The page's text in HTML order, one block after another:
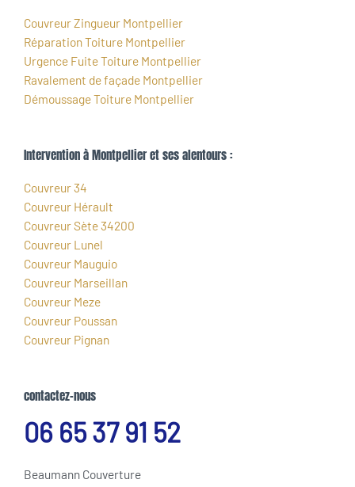
Couvreur Zingueur Montpellier
Réparation Toiture Montpellier
Urgence Fuite Toiture Montpellier
Ravalement de façade Montpellier
Démoussage Toiture Montpellier
Intervention à Montpellier et ses alentours :
Couvreur 34
Couvreur Hérault
Couvreur Sète 34200
Couvreur Lunel
Couvreur Mauguio
Couvreur Marseillan
Couvreur Meze
Couvreur Poussan
Couvreur Pignan
contactez-nous
06 65 37 91 52
Beaumann Couverture